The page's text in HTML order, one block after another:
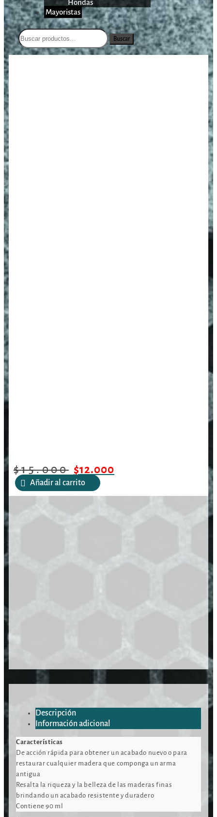
Hondas
Mayoristas
Buscar
$15.000 $12.000
Añadir al carrito
Descripción
Información adicional
Características
De acción rápida para obtener un acabado nuevo o para
restaurar cualquier madera que componga un arma
antigua
Resalta la riqueza y la belleza de las maderas finas
brindando un acabado resistente y duradero
Contiene 90 ml